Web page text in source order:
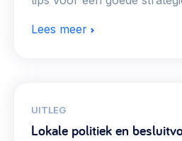
Lees meer
UITLEG
Lokale politiek en